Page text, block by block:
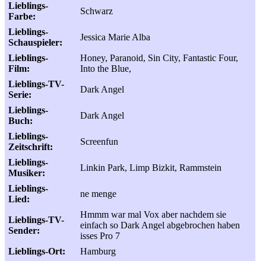
Lieblings-
Farbe:
Schwarz
Lieblings-
Schauspieler:
Jessica Marie Alba
Lieblings-
Film:
Honey, Paranoid, Sin City, Fantastic Four,
Into the Blue,
Lieblings-TV-
Serie:
Dark Angel
Lieblings-
Buch:
Dark Angel
Lieblings-
Zeitschrift:
Screenfun
Lieblings-
Musiker:
Linkin Park, Limp Bizkit, Rammstein
Lieblings-
Lied:
ne menge
Lieblings-TV-
Sender:
Hmmm war mal Vox aber nachdem sie
einfach so Dark Angel abgebrochen haben
isses Pro 7
Lieblings-Ort:
Hamburg